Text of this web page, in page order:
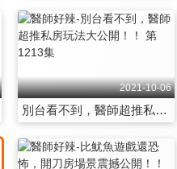
2021-10-06
別台看不到，醫師超推私房玩法大公開！！ 第1213集